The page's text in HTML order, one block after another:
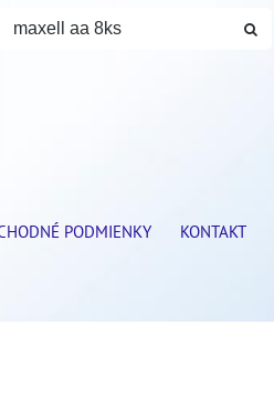
PODMIENKY KONTAKT